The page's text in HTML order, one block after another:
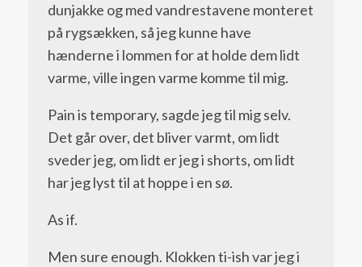
dunjakke og med vandrestavene monteret
på rygsækken, så jeg kunne have
hænderne i lommen for at holde dem lidt
varme, ville ingen varme komme til mig.
Pain is temporary, sagde jeg til mig selv.
Det går over, det bliver varmt, om lidt
sveder jeg, om lidt er jeg i shorts, om lidt
har jeg lyst til at hoppe i en sø.
As if.
Men sure enough. Klokken ti-ish var jeg i